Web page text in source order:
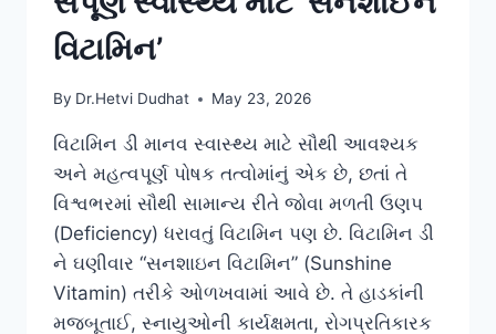
વિટામિન’
By Dr.Hetvi Dudhat May 23, 2026
વિટામિન ડી માનવ સ્વાસ્થ્ય માટે સૌથી આવશ્યક
અને મહત્વપૂર્ણ પોષક તત્વોમાંનું એક છે, છતાં તે
વિશ્વભરમાં સૌથી સામાન્ય રીતે જોવા મળતી ઉણપ
(Deficiency) ધરાવતું વિટામિન પણ છે. વિટામિન ડી
ને ઘણીવાર “સનશાઇન વિટામિન” (Sunshine
Vitamin) તરીકે ઓળખવામાં આવે છે. તે હાડકાંની
મજબૂતાઈ, સ્નાયુઓની કાર્યક્ષમતા, રોગપ્રતિકારક